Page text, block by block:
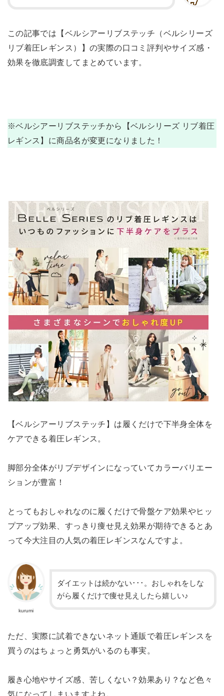
この記事では【ベルシアーリブステッチ（ベルシリーズ
リブ着圧レギンス）】の実際の口コミ評判やサイズ感・
効果を徹底調査してまとめています。
※ベルシアーリブステッチから【ベルシリーズ リブ着圧
レギンス】に商品名が変更になりました！
【ベルシアーリブステッチ】は履くだけで下半身全体を
ケアできる着圧レギンス。
脚部分全体がリブデザインになっていてカラーバリエー
ションが豊富！
とってもおしゃれなのに履くだけで骨盤ケア効果やヒッ
プアップ効果、すっきり痩せ見え効果が期待できるとあ
って今大注目の人気の着圧レギンスなんですよ。
kurumi
ダイエットは続かない･･･。おしゃれをしな
がら履くだけで痩せ見えしたら嬉しい♪
ただ、実際に試着できないネット通販で着圧レギンスを
買うのはちょっと勇気がいるのも事実。
履き心地やサイズ感、苦しくない？効果あり？など色々
気になってしまいますよね。